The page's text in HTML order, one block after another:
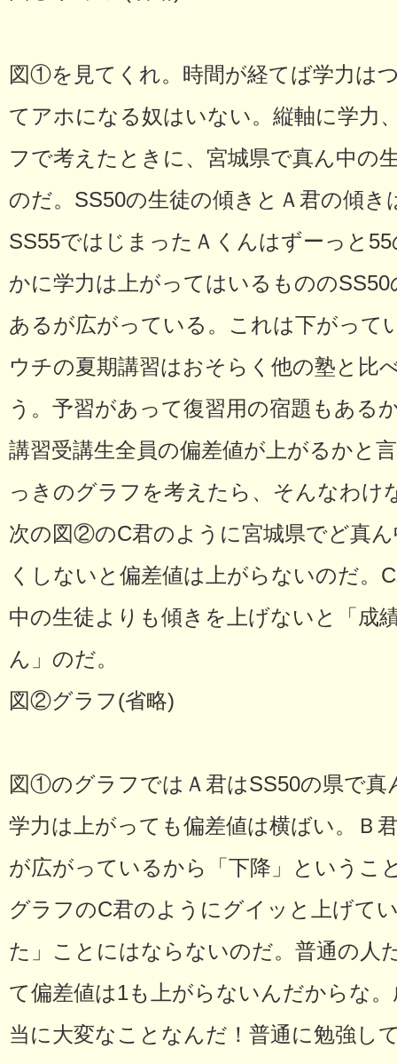
図①を見てくれ。時間が経てば学力は
てアホになる奴はいない。縦軸に学力
フで考えたときに、宮城県で真ん中の
のだ。SS50の生徒の傾きとＡ君の傾
SS55ではじまったＡくんはずーっと
かに学力は上がってはいるものの
あるが広がっている。これは下がって
ウチの夏期講習はおそらく他の塾と比
う。予習があって復習用の宿題もある
講習受講生全員の偏差値が上がるかと
っきのグラフを考えたら、そんなわけ
次の図②のC君のように宮城県でど真
くしないと偏差値は上がらないのだ。
中の生徒よりも傾きを上げないと「成
ん」のだ。
図②グラフ(省略)
図①のグラフではＡ君はSS50の県で真
学力は上がっても偏差値は横ばい。Ｂ
が広がっているから「下降」というこ
グラフのC君のようにグイッと上げて
た」ことにはならないのだ。普通の人
て偏差値は1も上がらないんだからな
当に大変なことなんだ！普通に勉強し